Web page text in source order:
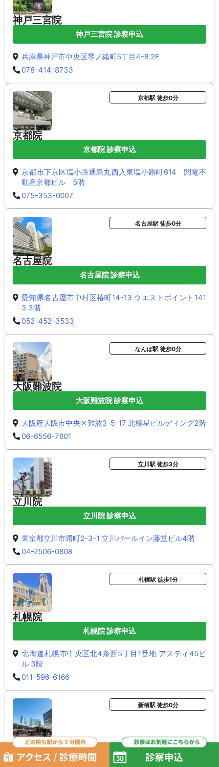
神戸三宮院
神戸三宮院 診察申込
兵庫県神戸市中央区琴ノ緒町5丁目4-8 2F
078-414-8733
京都院
京都駅 徒歩0分
京都院 診察申込
京都市下京区塩小路通烏丸西入東塩小路町614 関電不
動産京都ビル 5階
075-353-0007
名古屋院
名古屋駅 徒歩0分
名古屋院 診察申込
愛知県名古屋市中村区椿町14-13 ウエストポイント141
3 3階
052-452-3533
大阪難波院
なんば駅 徒歩0分
大阪難波院 診察申込
大阪府大阪市中央区難波3-5-17 北極星ビルディング2階
06-6556-7801
立川院
立川駅 徒歩3分
立川院 診察申込
東京都立川市曙町2-3-1 立川パールイン藤堂ビル4階
04-2506-0808
札幌院
札幌駅 徒歩1分
札幌院 診察申込
北海道札幌市中央区北4条西5丁目1番地 アスティ45ビ
ル 3階
011-596-6166
新橋院
新橋駅 徒歩0分
新橋院 診察申込